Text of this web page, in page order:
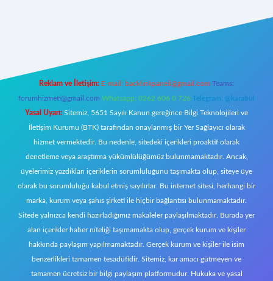
Reklam ve İletişim: E-mail: backlinkpaneli@gmail.com Teams:
forumhizmeti@gmail.com Whatsapp: 0262 606 0 726 Telegram: @karabul
Yasal Uyarı: Sitemiz, 5651 Sayılı Kanun gereğince Bilgi Teknolojileri ve
İletişim Kurumu (BTK) tarafından onaylanmış bir Yer Sağlayıcı olarak
hizmet vermektedir. Bu nedenle, sitedeki içerikleri proaktif olarak
denetleme veya araştırma yükümlülüğümüz bulunmamaktadır. Ancak,
üyelerimiz yazdıkları içeriklerin sorumluluğunu taşımakta olup, siteye üye
olarak bu sorumluluğu kabul etmiş sayılırlar. Bu internet sitesi, herhangi bir
marka, kurum veya şahıs şirketi ile hiçbir bağlantısı bulunmamaktadır.
Sitede yalnızca kendi hazırladığımız makaleler paylaşılmaktadır. Burada yer
alan içerikler haber niteliği taşımamakta olup, gerçek kurum ve kişiler
hakkında paylaşım yapılmamaktadır. Gerçek kurum ve kişiler ile isim
benzerlikleri tamamen tesadüfidir. Sitemiz, kar amacı gütmeyen ve
tamamen ücretsiz bir bilgi paylaşım platformudur. Hukuka ve yasal